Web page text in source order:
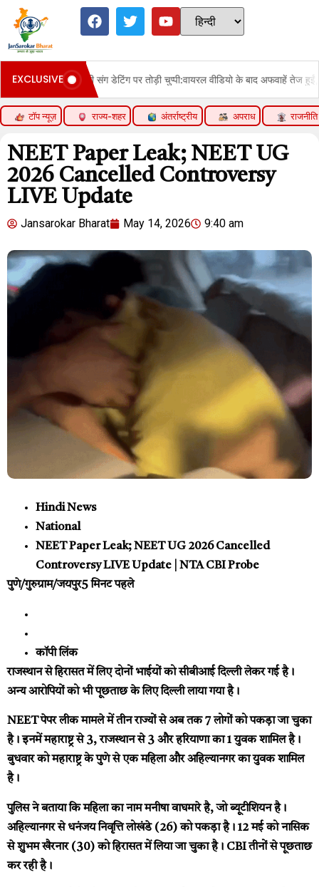
EXCLUSIVEवीडियो के बाद अफवाहें तेज हुईं, एक्ट्रेस बोलीं- भाई आराम करो, Gen Z जरूरी
टॉप न्यूज़ राज्य-शहर अंतर्राष्ट्रीय अपराध राजनीति
NEET Paper Leak; NEET UG
2026 Cancelled Controversy
LIVE Update
Jansarokar Bharat May 14, 2026 9:40 am
Hindi News
National
NEET Paper Leak; NEET UG 2026 Cancelled
Controversy LIVE Update | NTA CBI Probe
पुणे/गुरुग्राम/जयपुर5 मिनट पहले
कॉपी लिंक
राजस्थान से हिरासत में लिए दोनों भाईयों को सीबीआई दिल्ली लेकर गई है।
अन्य आरोपियों को भी पूछताछ के लिए दिल्ली लाया गया है।
NEET पेपर लीक मामले में तीन राज्यों से अब तक 7 लोगों को पकड़ा जा चुका
है। इनमें महाराष्ट्र से 3, राजस्थान से 3 और हरियाणा का 1 युवक शामिल है।
बुधवार को महाराष्ट्र के पुणे से एक महिला और अहिल्यानगर का युवक शामिल
है।
पुलिस ने बताया कि महिला का नाम मनीषा वाघमारे है, जो ब्यूटीशियन है।
अहिल्यानगर से धनंजय निवृत्ति लोखंडे (26) को पकड़ा है। 12 मई को नासिक
से शुभम खैरनार (30) को हिरासत में लिया जा चुका है। CBI तीनों से पूछताछ
कर रही है।